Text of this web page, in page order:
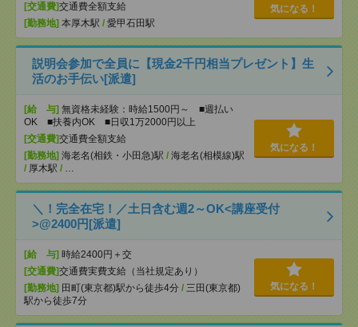
[交通費]交通費全額支給
[勤務地] 本厚木駅 / 愛甲石田駅
気になる！
説明会参加で全員に【現金2千円相当プレゼント】生
活のお手伝い[派遣]
[給 与] 無資格未経験：時給1500円～ ■週払い
OK ■扶養内OK ■日収1万2000円以上
[交通費]交通費全額支給
[勤務地] 海老名(相鉄・小田急)駅 / 海老名(相模線)駅
/ 厚木駅 / …
気になる！
＼！完全在宅！／土日含む週2～OK<講座受付
>@2400円[派遣]
[給 与] 時給2400円＋交
[交通費]交通費実費支給（当社規定あり）
[勤務地] 田町(東京都)駅から徒歩4分 / 三田(東京都)
駅から徒歩7分
気になる！